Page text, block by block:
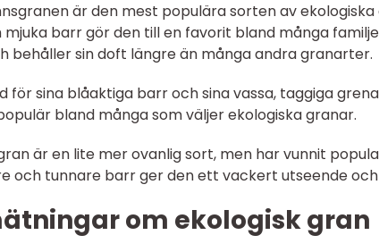
är den mest populära sorten av ekologiska
barr gör den till en favorit bland många
behåller sin doft längre än många andra granarter.
för sina blåaktiga barr och sina vassa, taggiga
bland många som väljer ekologiska granar.
är en lite mer ovanlig sort, men har vunnit
och tunnare barr ger den ett vackert utseende
om ekologisk gran